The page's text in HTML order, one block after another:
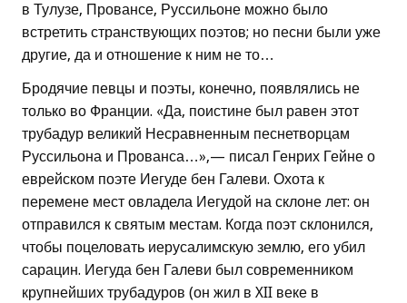
в Тулузе, Провансе, Руссильоне можно было
встретить странствующих поэтов; но песни были уже
другие, да и отношение к ним не то…
Бродячие певцы и поэты, конечно, появлялись не
только во Франции. «Да, поистине был равен этот
трубадур великий Несравненным песнетворцам
Руссильона и Прованса…»,— писал Генрих Гейне о
еврейском поэте Иегуде бен Галеви. Охота к
перемене мест овладела Иегудой на склоне лет: он
отправился к святым местам. Когда поэт склонился,
чтобы поцеловать иерусалимскую землю, его убил
сарацин. Иегуда бен Галеви был современником
крупнейших трубадуров (он жил в XII веке в